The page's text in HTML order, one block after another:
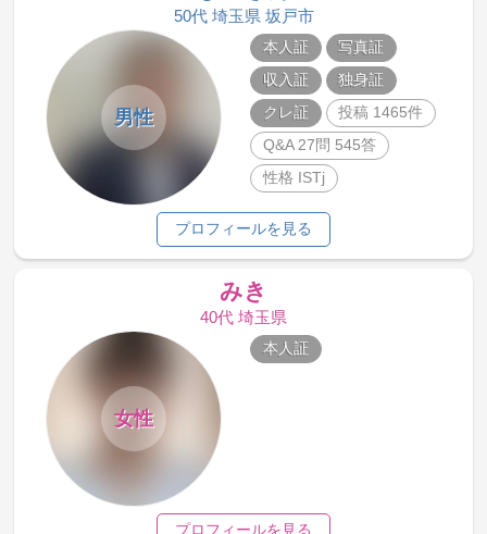
50代 埼玉県 坂戸市
男性
本人証
写真証
収入証
独身証
クレ証
投稿 1465件
Q&A 27問 545答
性格 ISTj
プロフィールを見る
みき
40代 埼玉県
女性
本人証
プロフィールを見る